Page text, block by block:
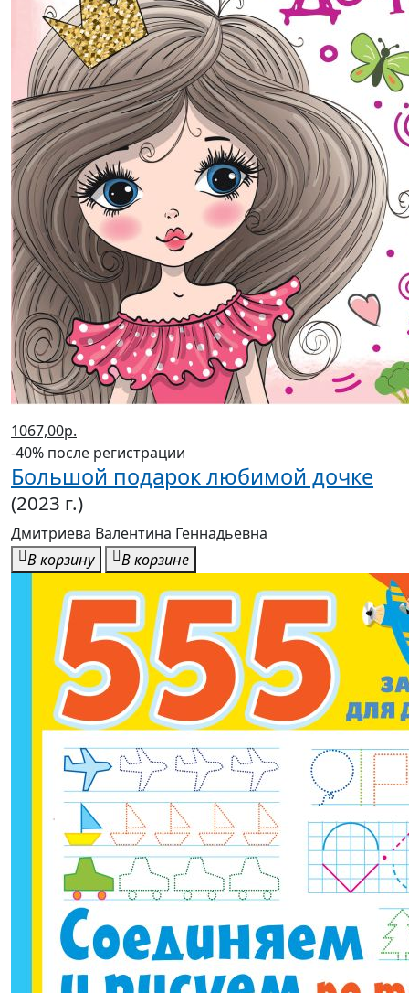
1067,00р.
-40% после регистрации
Большой подарок любимой дочке
(2023 г.)
Дмитриева Валентина Геннадьевна
В корзину
В корзине